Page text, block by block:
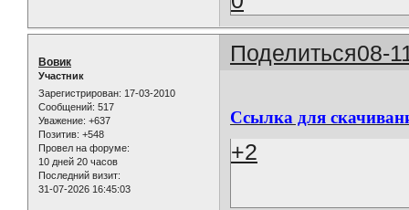
Поделиться08-
Вовик
Участник
Зарегистрирован: 17-03-2010
Сообщений: 517
Уважение: +637
Позитив: +548
Провел на форуме:
10 дней 20 часов
Последний визит:
31-07-2026 16:45:03
Ссылка для
+2